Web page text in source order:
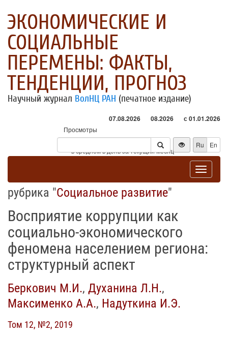
ЭКОНОМИЧЕСКИЕ И
СОЦИАЛЬНЫЕ
ПЕРЕМЕНЫ: ФАКТЫ,
ТЕНДЕНЦИИ, ПРОГНОЗ
Научный журнал ВолНЦ РАН (печатное издание)
07.08.2026 08.2026 с 01.01.2026
Просмотры
Посетители
* - в среднем в день за текущий месяц
Ru En
Toggle
рубрика "Социальное развитие"
Восприятие коррупции как
социально-экономического
феномена населением региона:
структурный аспект
Беркович М.И., Духанина Л.Н.,
Максименко А.А., Надуткина И.Э.
Том 12, №2, 2019